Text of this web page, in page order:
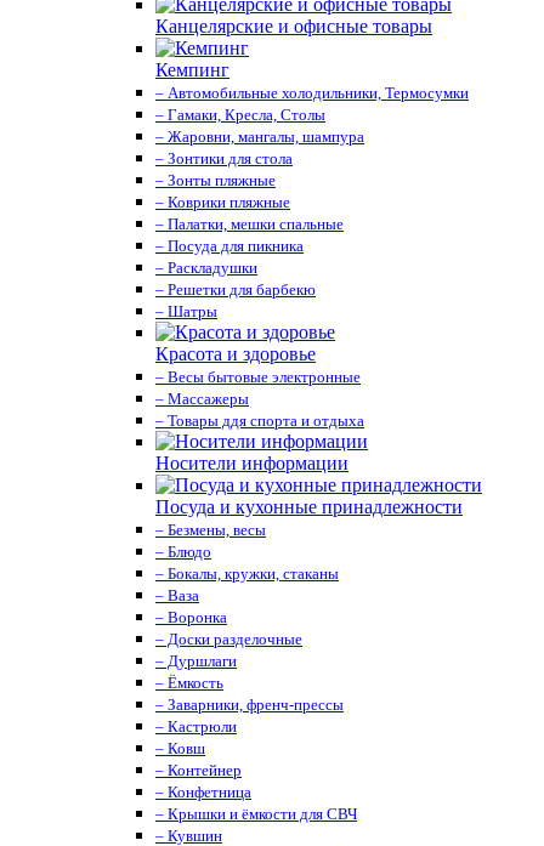
Канцелярские и офисные товары
Кемпинг
– Автомобильные холодильники, Термосумки
– Гамаки, Кресла, Столы
– Жаровни, мангалы, шампура
– Зонтики для стола
– Зонты пляжные
– Коврики пляжные
– Палатки, мешки спальные
– Посуда для пикника
– Раскладушки
– Решетки для барбекю
– Шатры
Красота и здоровье
– Весы бытовые электронные
– Массажеры
– Товары ддя спорта и отдыха
Носители информации
Посуда и кухонные принадлежности
– Безмены, весы
– Блюдо
– Бокалы, кружки, стаканы
– Ваза
– Воронка
– Доски разделочные
– Дуршлаги
– Ёмкость
– Заварники, френч-прессы
– Кастрюли
– Ковш
– Контейнер
– Конфетница
– Крышки и ёмкости для СВЧ
– Кувшин